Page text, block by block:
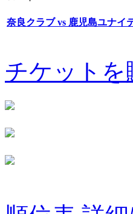
奈良クラブ vs 鹿児島ユナイ
チケットを